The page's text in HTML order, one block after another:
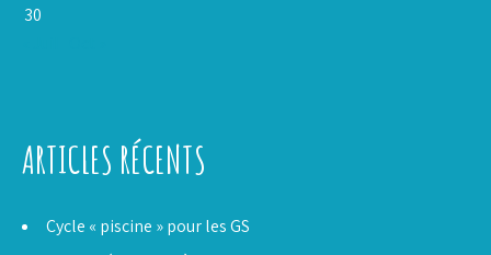
30
ARTICLES RÉCENTS
Cycle « piscine » pour les GS